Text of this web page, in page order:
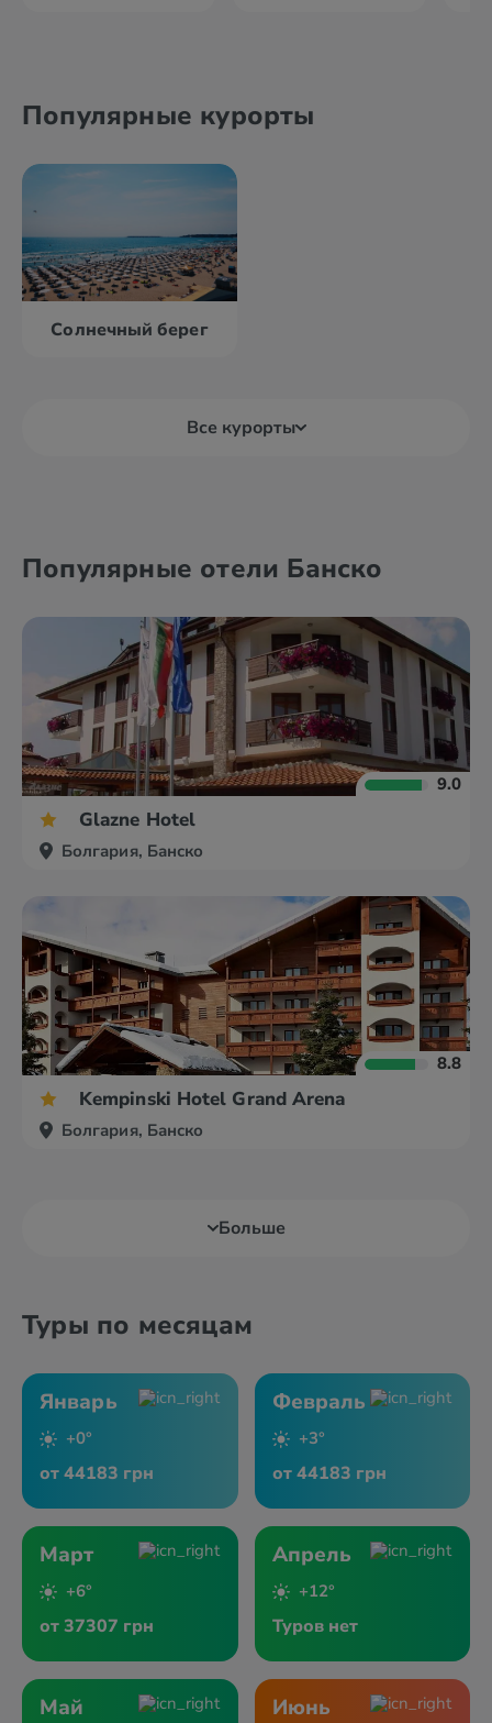
Популярные курорты
Солнечный берег
Все курорты
Балчик Боровец
Популярные отели Банско
9.0
Glazne Hotel
Болгария, Банско
8.8
Kempinski Hotel Grand Arena
Болгария, Банско
Больше
Туры по месяцам
Январь
+0°
от 44183 грн
Февраль
+3°
от 44183 грн
Март
+6°
от 37307 грн
Апрель
+12°
Туров нет
Май Июнь